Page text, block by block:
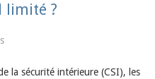
limité ?
la sécurité intérieure (CSI), les